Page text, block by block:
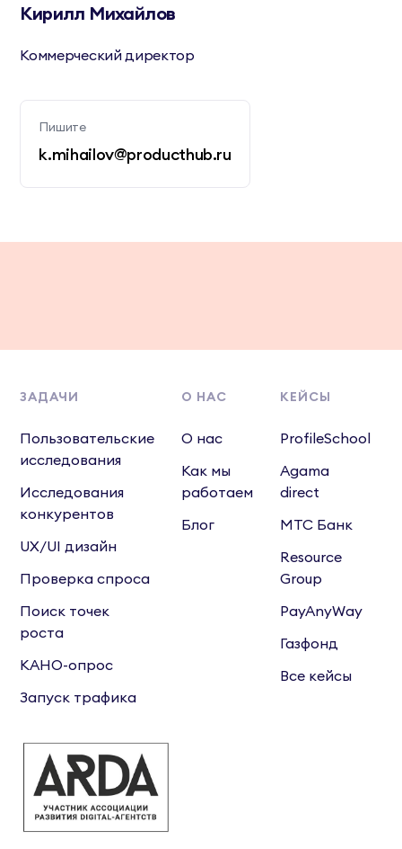
Кирилл Михайлов
Коммерческий директор
Пишите
k.mihailov@producthub.ru
ЗАДАЧИ
Пользовательские
исследования
Исследования
конкурентов
UX/UI дизайн
Проверка спроса
Поиск точек
роста
КАНО-опрос
Запуск трафика
О НАС
О нас
Как мы
работаем
Блог
КЕЙСЫ
ProfileSchool
Agama
direct
МТС Банк
Resource
Group
PayAnyWay
Газфонд
Все кейсы